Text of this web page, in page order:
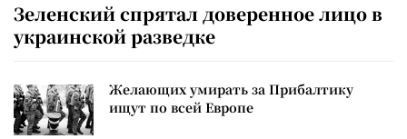
Зеленский спрятал доверенное лицо в
украинской разведке
Желающих умирать за Прибалтику
ищут по всей Европе